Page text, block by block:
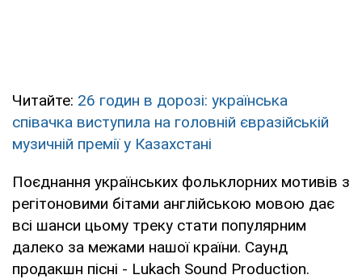
Читайте: 26 годин в дорозі: українська
співачка виступила на головній євразійській
музичній премії у Казахстані
Поєднання українських фольклорних мотивів з
регітоновими бітами англійською мовою дає
всі шанси цьому треку стати популярним
далеко за межами нашої країни. Саунд
продакшн пісні - Lukach Sound Production.